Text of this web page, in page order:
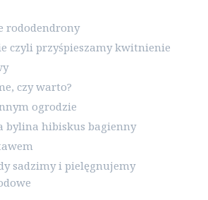
rododendrony
czyli przyśpieszamy kwitnienie
czy warto?
ogrodzie
bylina hibiskus bagienny
sadzimy i pielęgnujemy